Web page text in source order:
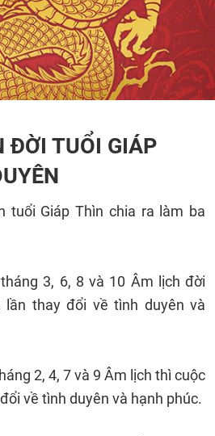
ĐỜI TUỔI GIÁP
tuổi Giáp Thìn chia ra làm ba
3, 6, 8 và 10 Âm lịch đời
thay đổi về tình duyên và
2, 4, 7 và 9 Âm lịch thì cuộc
về tình duyên và hạnh phúc.